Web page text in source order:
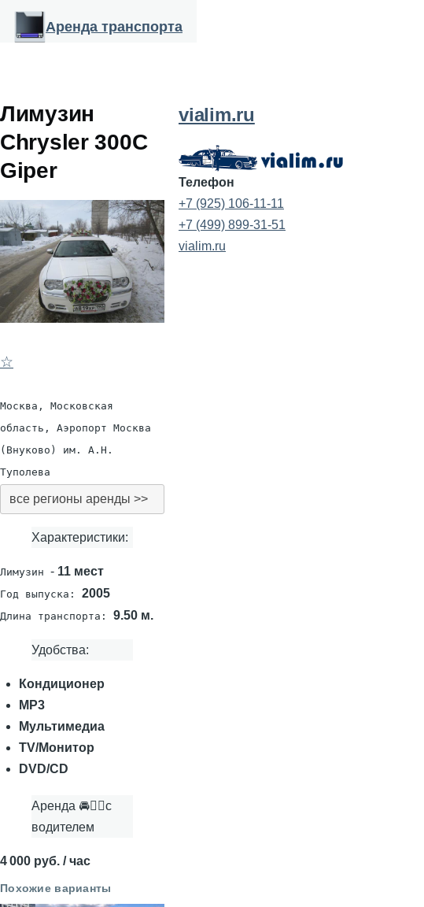
Перейти к основному содержанию
Аренда транспорта
Лимузин
Chrysler 300С
Giper
☆
Москва, Московская
область, Аэропорт Москва
(Внуково) им. А.Н.
Туполева
все регионы аренды >>
Характеристики:
Лимузин - 11 мест
Год выпуска: 2005
Длина транспорта: 9.50 м.
Удобства:
Кондиционер
MP3
Мультимедиа
TV/Монитор
DVD/CD
Аренда 🚘👨‍✈с
водителем
4 000 руб. / час
Похожие варианты
vialim.ru
Телефон
+7 (925) 106-11-11
+7 (499) 899-31-51
vialim.ru